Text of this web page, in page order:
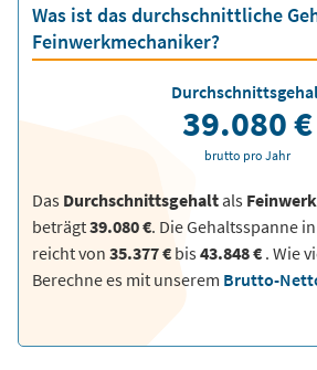
Was ist das durchschnittliche
Feinwerkmechaniker?
Das Durchschnittsgehaltals
beträgt39.080 €. Die Gehaltsspanne
reicht von 35.377 € bis43.848 € . Wie
Berechne es mit unserem Brutto-
39.080 €
brutto pro Jahr